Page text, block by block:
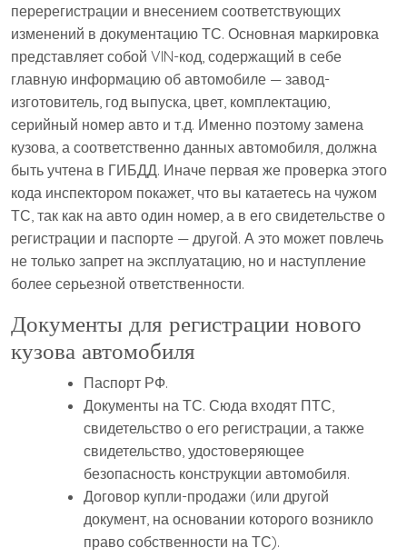
перерегистрации и внесением соответствующих
изменений в документацию ТС. Основная маркировка
представляет собой VIN-код, содержащий в себе
главную информацию об автомобиле — завод-
изготовитель, год выпуска, цвет, комплектацию,
серийный номер авто и т.д. Именно поэтому замена
кузова, а соответственно данных автомобиля, должна
быть учтена в ГИБДД. Иначе первая же проверка этого
кода инспектором покажет, что вы катаетесь на чужом
ТС, так как на авто один номер, а в его свидетельстве о
регистрации и паспорте — другой. А это может повлечь
не только запрет на эксплуатацию, но и наступление
более серьезной ответственности.
Документы для регистрации нового
кузова автомобиля
Паспорт РФ.
Документы на ТС. Сюда входят ПТС,
свидетельство о его регистрации, а также
свидетельство, удостоверяющее
безопасность конструкции автомобиля.
Договор купли-продажи (или другой
документ, на основании которого возникло
право собственности на ТС).